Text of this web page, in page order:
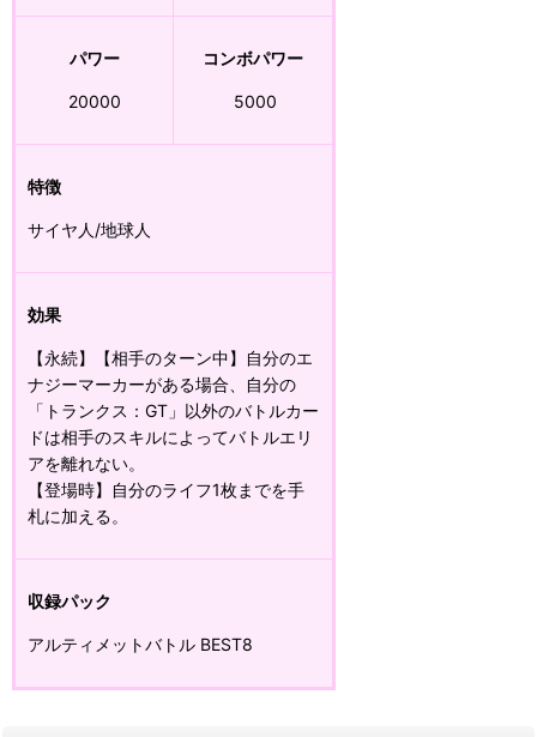
パワー
20000
コンボパワー
5000
特徴
サイヤ人/地球人
効果
【永続】【相手のターン中】自分のエ
ナジーマーカーがある場合、自分の
「トランクス：GT」以外のバトルカー
ドは相手のスキルによってバトルエリ
アを離れない。
【登場時】自分のライフ1枚までを手
札に加える。
収録パック
アルティメットバトル BEST8